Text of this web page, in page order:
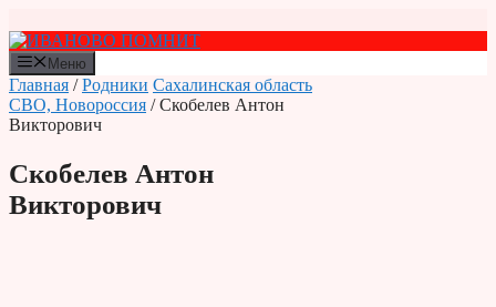
к
содержимому
Меню
Главная /Родники Сахалинская область
СВО, Новороссия / Скобелев Антон
Викторович
Скобелев Антон
Викторович